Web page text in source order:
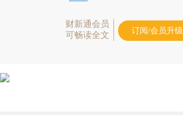
财新通会员
可畅读全文
订阅/会员升级